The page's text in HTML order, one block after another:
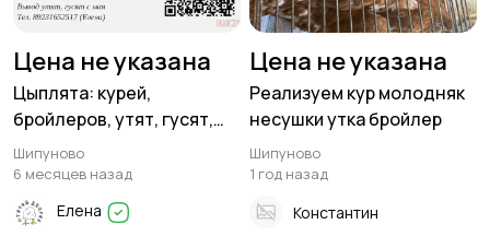
Цена не указана
Цыплята: курей,
бройлеров, утят, гусят,
индоутят. Принимаем
заявки на сезон 2026г
Шипуново
6 месяцев назад
Елена
Цена не указана
Реализуем кур молодняк
несушки утка бройлер
Шипуново
1 год назад
Константин